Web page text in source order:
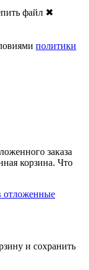
файл ✖
политики
заказа
корзина. Что
отложенные
и сохранить